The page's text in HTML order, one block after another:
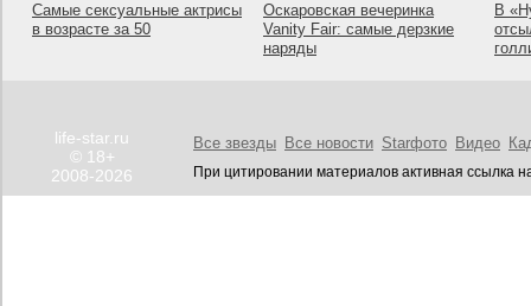
Самые сексуальные актрисы
в возрасте за 50
Оскаровская вечеринка
Vanity Fair: самые дерзкие
наряды
В
life-star.ru
© 18+
2008-2026
Все звезды Все новости Starфото Видео
При цитировании материалов активная ссылка